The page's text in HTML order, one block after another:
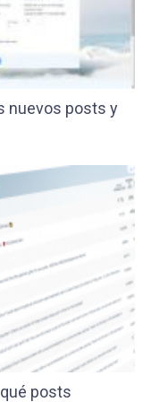
nuevos posts y
posts